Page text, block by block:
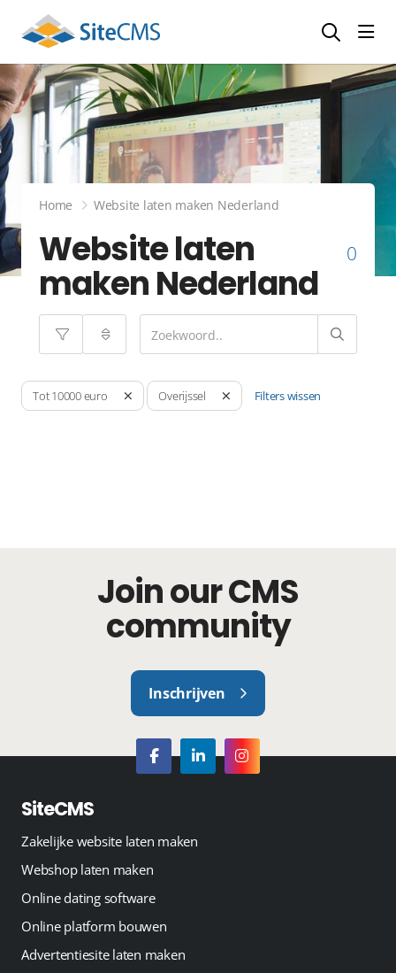
Home Website laten maken Nederland
Website laten
maken Nederland
0
Tot 10000 euro Overijssel Filters wissen
Join our CMS
community
Inschrijven
SiteCMS
Zakelijke website laten maken
Webshop laten maken
Online dating software
Online platform bouwen
Advertentiesite laten maken